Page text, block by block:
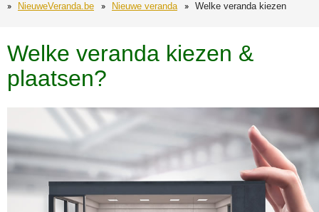
NieuweVeranda.be
Nieuwe veranda Welke veranda kiezen
Welke veranda kiezen &
plaatsen?